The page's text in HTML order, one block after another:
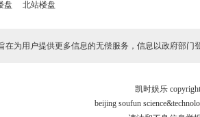
盘 北站楼盘
在为用户提供更多信息的无偿服务，信息以政府部门
凯时娱乐
beijing soufun